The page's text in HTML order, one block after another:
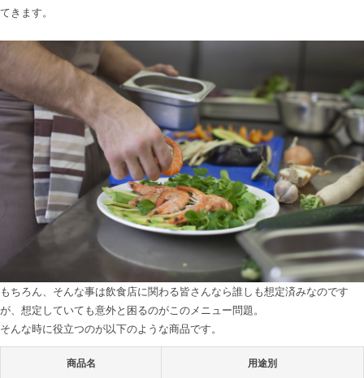
てきます。
もちろん、そんな事は飲食店に関わる皆さんなら誰しも想定済みなのです
が、想定していても意外と困るのがこのメニュー問題。
商品名 用途別